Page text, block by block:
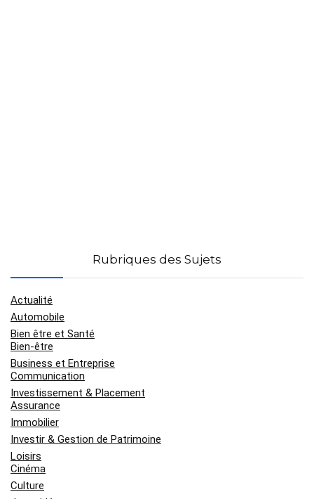
Rubriques des Sujets
Actualité
Automobile
Bien être et Santé
Bien-être
Business et Entreprise
Communication
Investissement & Placement
Assurance
Immobilier
Investir & Gestion de Patrimoine
Loisirs
Cinéma
Culture